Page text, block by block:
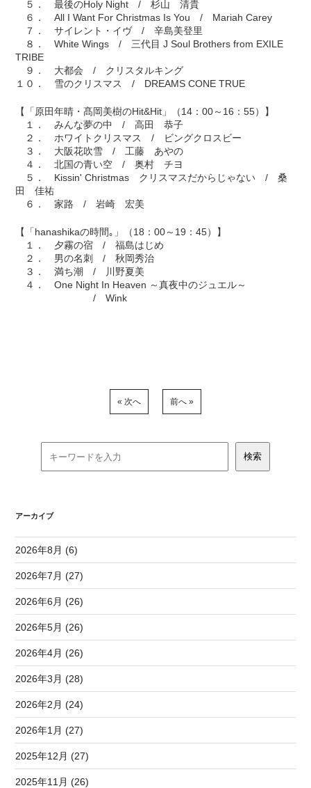
５． 最後のHoly Night / 杉山 清貴
６． All I Want For Christmas Is You / Mariah Carey
７． サイレント・イヴ / 辛島美登里
８． White Wings / 三代目 J Soul Brothers from EXILE
TRIBE
９． 大都会 / クリスタルキング
１０． 雪のクリスマス / DREAMS CONE TRUE
【「原田年晴・髙岡美樹のHit&Hit」（14：00～16：55）】
１． みんな夢の中 / 高田 恭子
２． ホワイトクリスマス / ビングクロスビー
３． 大阪花吹雪 / 工藤 あやの
４． 北国の青い空 / 奥村 チヨ
５． Kissin' Christmas クリスマスだからじゃない / 桑
田 佳祐
６． 家路 / 岩崎 宏美
【「hanashikaの時間｡」（18：00～19：45）】
１． 夕霧の宿 / 福島はじめ
２． 男の名刺 / 秋岡秀治
３． 満ち潮 / 川野夏美
４． One Night In Heaven ～真夜中のジュエル～
/ Wink
« 次へ 前へ »
アーカイブ
2026年8月 (6)
2026年7月 (27)
2026年6月 (26)
2026年5月 (26)
2026年4月 (26)
2026年3月 (28)
2026年2月 (24)
2026年1月 (27)
2025年12月 (27)
2025年11月 (26)